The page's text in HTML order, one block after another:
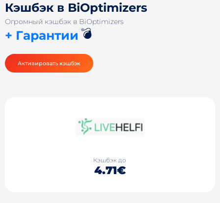
Кэшбэк в BiOptimizers
Огромный кэшбэк в BiOptimizers
+ Гарантии 💣
Активировать кэшбэк
Кэшбэк до
4.71€